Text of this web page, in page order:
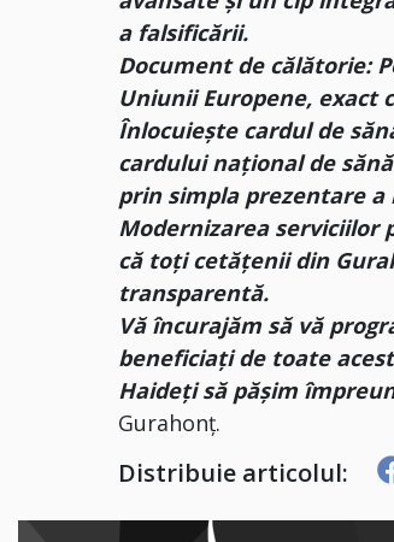
a falsificării.
Document de călătorie:
Uniunii Europene, exact
Înlocuiește cardul de
cardului național de
prin simpla prezentare
Modernizarea serviciilor
că toți cetățenii din
transparentă.
Vă încurajăm să vă
beneficiați de toate
Haideți să pășim
Gurahonț.
Distribuie articolul: